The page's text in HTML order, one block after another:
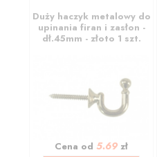
Duży haczyk metalowy do
upinania firan i zasłon -
dł.45mm - złoto 1 szt.
Cena od 5.69 zł